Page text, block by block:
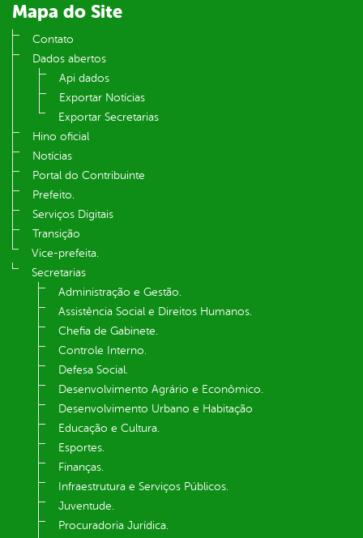
Mapa do Site
Contato
Dados abertos
Api dados
Exportar Notícias
Exportar Secretarias
Hino oficial
Notícias
Portal do Contribuinte
Prefeito.
Serviços Digitais
Transição
Vice-prefeita.
Secretarias
Administração e Gestão.
Assistência Social e Direitos Humanos.
Chefia de Gabinete.
Controle Interno.
Defesa Social.
Desenvolvimento Agrário e Econômico.
Desenvolvimento Urbano e Habitação
Educação e Cultura.
Esportes.
Finanças.
Infraestrutura e Serviços Públicos.
Juventude.
Procuradoria Jurídica.